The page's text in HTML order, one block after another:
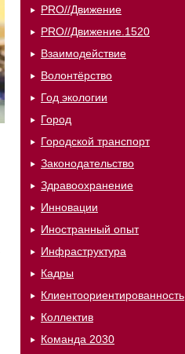
PRO//Движение
PRO//Движение.1520
Взаимодействие
Волонтёрство
Год экологии
Город
Городской транспорт
Законодательство
Здравоохранение
Инновации
Иностранный опыт
Инфраструктура
Кадры
Клиентоориентированность
Коллектив
Команда 2030